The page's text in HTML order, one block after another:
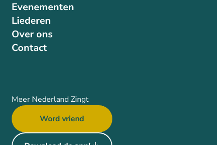
Evenementen
Liederen
Over ons
Contact
Meer Nederland Zingt
Word vriend